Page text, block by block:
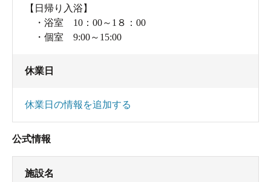
【日帰り入浴】
・浴室 10：00～1８：00
・個室 9:00～15:00
休業日
休業日の情報を追加する
公式情報
施設名